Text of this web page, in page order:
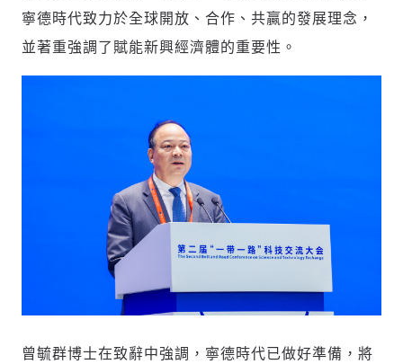
人文
寧德時代致力於全球開放、合作、共贏的發展理念，
並著重強調了賦能新興經濟體的重要性。
曾毓群博士在致辭中強調，寧德時代已做好準備，將